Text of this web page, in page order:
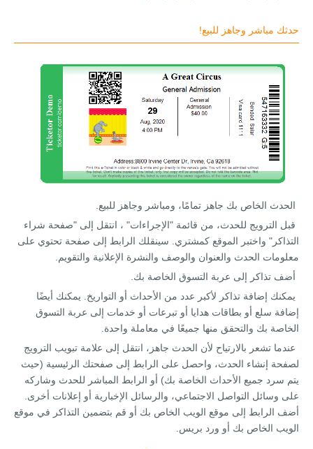
حدثك مباشر وجاهز للبيع!
الحدث الخاص بك جاهز تمامًا، ومباشر وجاهز للبيع.
قبل الترويج للحدث، من قائمة "الإجراءات" ، انتقل إلى "صفحة شراء
التذاكر" واختبر الموقع كمشتري. سينقلك الرابط إلى صفحة تحتوي على
معلومات الحدث والعنوان والوصف والنشرة الإعلانية والتقويم.
أضف تذاكر إلى عربة التسوق الخاصة بك.
يمكنك إضافة تذاكر لأكبر عدد من الأحداث أو التواريخ. يمكنك أيضًا
إضافة سلع أو بطاقات هدايا أو تبرعات أو خدمات إلى عربة التسوق
الخاصة بك والتحقق منها جميعًا في معاملة واحدة.
عندما تشعر بالارتياح لأن الحدث جاهز، انتقل إلى علامة تبويب الترويج
لصفحة إنشاء الحدث، واحصل على الرابط إلى صفحتك الرئيسية (حيث
يتم سرد جميع الأحداث الخاصة بك) أو الرابط المباشر للحدث وشاركه
على وسائل التواصل الاجتماعي، والرسائل الإخبارية أو إعلانات أخرى.
أضف الرابط إلى موقع الويب الخاص بك أو قم بتضمين التذاكر في موقع
الويب الخاص بك أو ورد بريس.